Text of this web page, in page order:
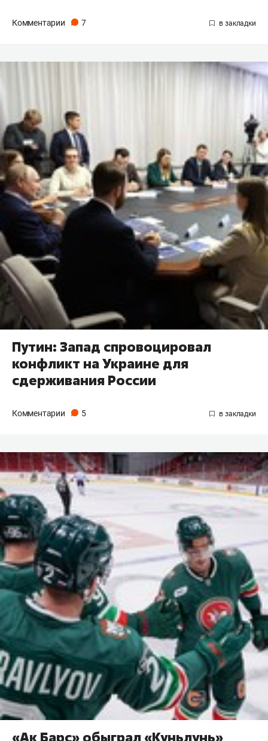
Комментарии 7
Путин: Запад спровоцировал
конфликт на Украине для
сдерживания России
Комментарии 5